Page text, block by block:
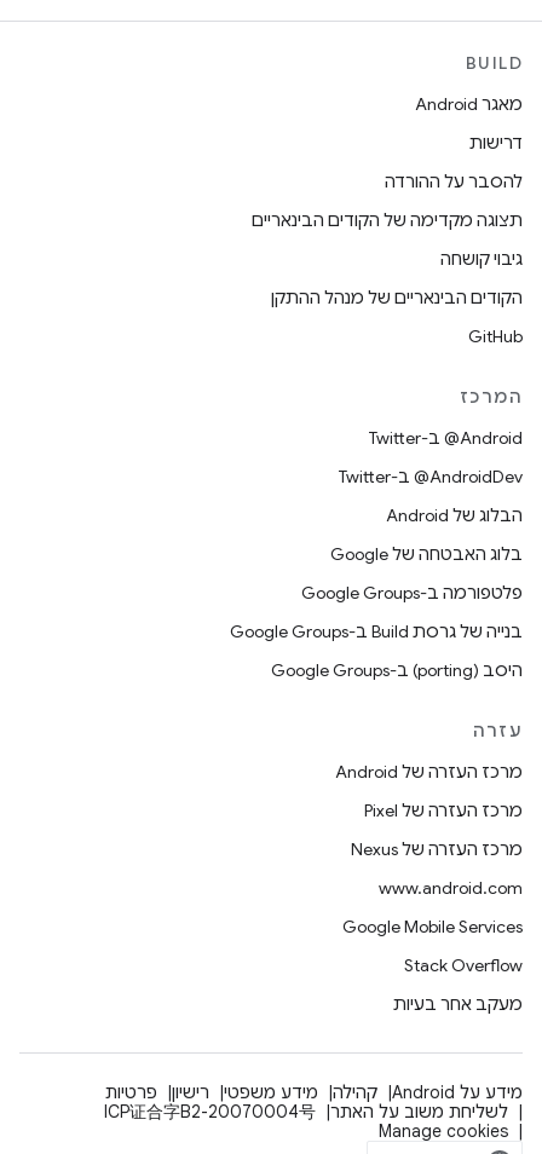
BUILD
מאגר Android
דרישות
להסבר על ההורדה
תצוגה מקדימה של הקודים הבינאריים
גיבוי קושחה
הקודים הבינאריים של מנהל ההתקן
GitHub
המרכז
‎@Android ב-Twitter
‎@AndroidDev ב-Twitter
הבלוג של Android
בלוג האבטחה של Google
פלטפורמה ב-Google Groups
בנייה של גרסת Build ב-Google Groups
היסב (porting) ב-Google Groups
עזרה
מרכז העזרה של Android
מרכז העזרה של Pixel
מרכז העזרה של Nexus
www.android.com
Google Mobile Services
Stack Overflow
מעקב אחר בעיות
מידע על Android קהילה מידע משפטי רישיון
פרטיות
לשליחת משוב על האתר
ICP证合字B2-20070004号
Manage cookies